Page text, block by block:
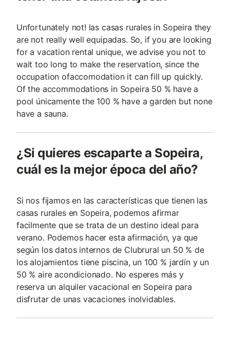
Unfortunately not! las casas rurales in Sopeira they
are not really well equipadas. So, if you are looking
for a vacation rental unique, we advise you not to
wait too long to make the reservation, since the
occupation ofaccomodation it can fill up quickly.
Of the accommodations in Sopeira 50 % have a
pool únicamente the 100 % have a garden but none
have a sauna.
¿Si quieres escaparte a Sopeira,
cuál es la mejor época del año?
Si nos fijamos en las características que tienen las
casas rurales en Sopeira, podemos afirmar
facilmente que se trata de un destino ideal para
verano. Podemos hacer esta afirmación, ya que
según los datos internos de Clubrural un 50 % de
los alojamientos tiene piscina, un 100 % jardín y un
50 % aire acondicionado. No esperes más y
reserva un alquiler vacacional en Sopeira para
disfrutar de unas vacaciones inolvidables.